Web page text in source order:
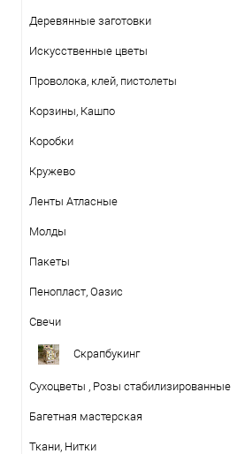
Деревянные заготовки
Искусственные цветы
Проволока, клей, пистолеты
Корзины, Кашпо
Коробки
Кружево
Ленты Атласные
Молды
Пакеты
Пенопласт, Оазис
Свечи
Скрапбукинг
Сухоцветы , Розы стабилизированные
Багетная мастерская
Ткани, Нитки